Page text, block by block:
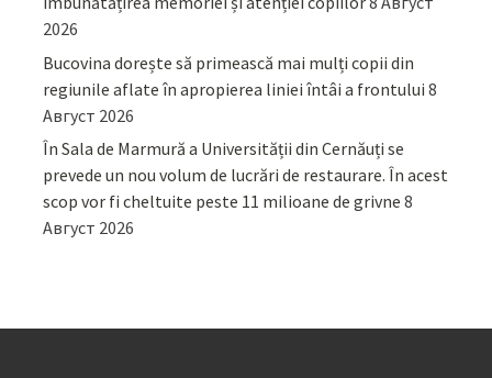
2026
Bucovina dorește să primească mai mulți copii din
regiunile aflate în apropierea liniei întâi a frontului 8
Август 2026
În Sala de Marmură a Universității din Cernăuți se
prevede un nou volum de lucrări de restaurare. În acest
scop vor fi cheltuite peste 11 milioane de grivne 8
Август 2026